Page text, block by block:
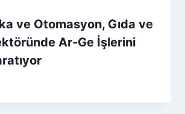
ve Otomasyon, Gıda ve
Ar-Ge İşlerini